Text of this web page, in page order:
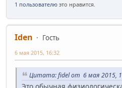
1 пользователю это нравится.
Iden
Гость
6 мая 2015, 16:32
Цитата: fidel от 6 мая 2015,